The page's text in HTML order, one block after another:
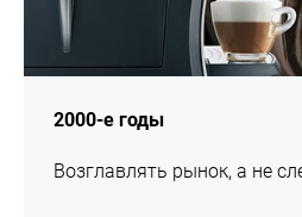
2000-е годы
Возглавлять рынок, а не